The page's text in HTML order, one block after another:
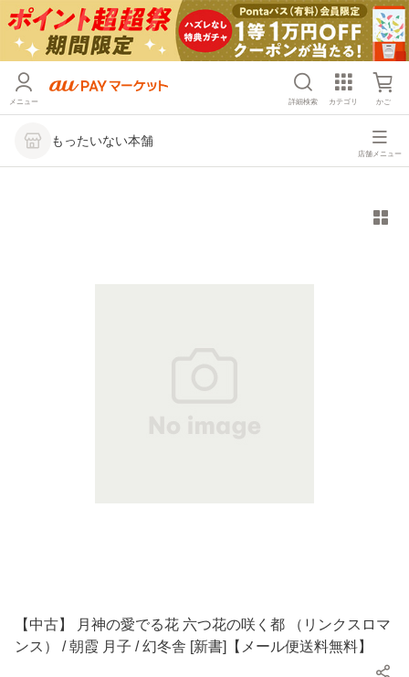
メニュー 詳細検索 カテゴリ かご
もったいない本舗
店舗メニュー
【中古】 月神の愛でる花 六つ花の咲く都 （リンクスロマ
ンス） / 朝霞 月子 / 幻冬舎 [新書]【メール便送料無料】